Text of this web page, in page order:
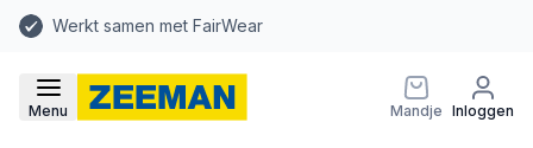
Werkt samen met FairWear
Menu Mandje Inloggen